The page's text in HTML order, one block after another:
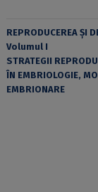
REPRODUCEREA ȘI
Volumul I
STRATEGII
ÎN EMBRIOLOGIE,
EMBRIONARE